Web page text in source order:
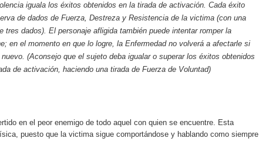
iguala los éxitos obtenidos en la tirada de activación. Cada éxito
de dados de Fuerza, Destreza y Resistencia de la victima (con una
tres dados). El personaje afligida también puede intentar romper la
en el momento en que lo logre, la Enfermedad no volverá a afectarle si
(Aconsejo que el sujeto deba igualar o superar los éxitos obtenidos
de activación, haciendo una tirada de Fuerza de Voluntad)
en el peor enemigo de todo aquel con quien se encuentre. Esta
puesto que la victima sigue comportándose y hablando como siempre